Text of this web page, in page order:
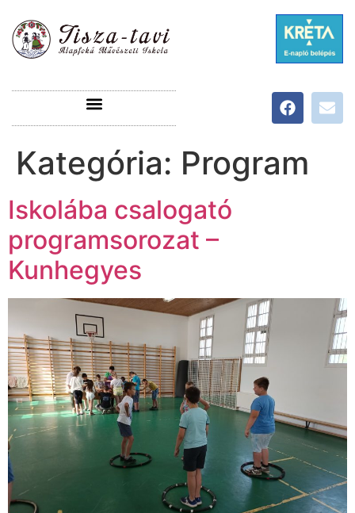
Kategória: Program
Iskolába csalogató
programsorozat –
Kunhegyes